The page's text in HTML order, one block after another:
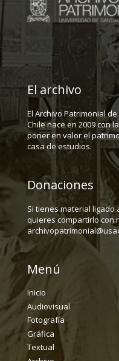
El archivo
El Archivo Patrimonial
Chile nace en 2009 con
poner en valor el
casa de estudios.
Donaciones
Si tienes material ligado
quieres compartirlo con
Menú
Inicio
Audiovisual
Fotografía
Gráfica
Textual